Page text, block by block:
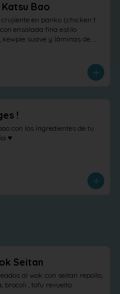
Bao
en panko (chicken´t
ensalada fina estilo
kewpie suave y láminas de
!
con los ingredientes de tu
♥
Seitan
al wok con seitan repollo,
brocoli , tofu revuelto